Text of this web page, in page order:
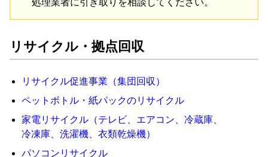
処理業者に引き取り を相談 して ください。
リサイクル ・ 拠点 回収
リサイクル促進事業 （集団 回収 ）
ペットボトル ・ 紙パックのリサイクル
家電 リサイクル （テレビ エアコン 冷蔵庫
冷凍庫
洗濯機 衣類乾燥機）
パソコン リサイクル